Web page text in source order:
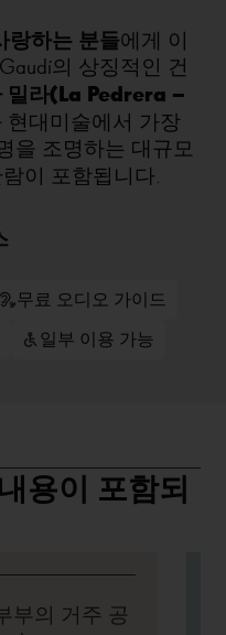
랑하는 분들에게 이
의 상징적인 건
밀라(La Pedrera –
현대미술에서 가장
을 조명하는 대규모
이 포함됩니다.
의 옛 소유주였던
아파트가 모든 방
장으로 사용됩니다.
창문, 넓은 공간은 당
개념적 세계를 집중
있습니다. 전시는 작
한 컬렉션 중 하나
개인 컬렉션과 여러
의 작품을 선보입니
티스트 북을 아우르
상징적·물질적 복
무료 오디오 가이드
일부 이용 가능
용이 포함되
부의 거주 공